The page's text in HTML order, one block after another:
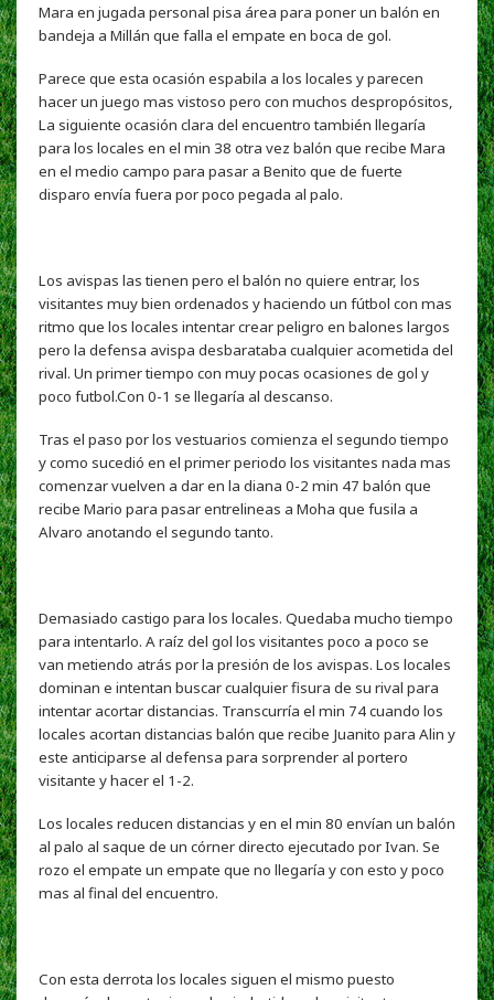
Mara en jugada personal pisa área para poner un balón en
bandeja a Millán que falla el empate en boca de gol.
Parece que esta ocasión espabila a los locales y parecen
hacer un juego mas vistoso pero con muchos despropósitos,
La siguiente ocasión clara del encuentro también llegaría
para los locales en el min 38 otra vez balón que recibe Mara
en el medio campo para pasar a Benito que de fuerte
disparo envía fuera por poco pegada al palo.
Los avispas las tienen pero el balón no quiere entrar, los
visitantes muy bien ordenados y haciendo un fútbol con mas
ritmo que los locales intentar crear peligro en balones largos
pero la defensa avispa desbarataba cualquier acometida del
rival. Un primer tiempo con muy pocas ocasiones de gol y
poco futbol.Con 0-1 se llegaría al descanso.
Tras el paso por los vestuarios comienza el segundo tiempo
y como sucedió en el primer periodo los visitantes nada mas
comenzar vuelven a dar en la diana 0-2 min 47 balón que
recibe Mario para pasar entrelineas a Moha que fusila a
Alvaro anotando el segundo tanto.
Demasiado castigo para los locales. Quedaba mucho tiempo
para intentarlo. A raíz del gol los visitantes poco a poco se
van metiendo atrás por la presión de los avispas. Los locales
dominan e intentan buscar cualquier fisura de su rival para
intentar acortar distancias. Transcurría el min 74 cuando los
locales acortan distancias balón que recibe Juanito para Alin y
este anticiparse al defensa para sorprender al portero
visitante y hacer el 1-2.
Los locales reducen distancias y en el min 80 envían un balón
al palo al saque de un córner directo ejecutado por Ivan. Se
rozo el empate un empate que no llegaría y con esto y poco
mas al final del encuentro.
Con esta derrota los locales siguen el mismo puesto